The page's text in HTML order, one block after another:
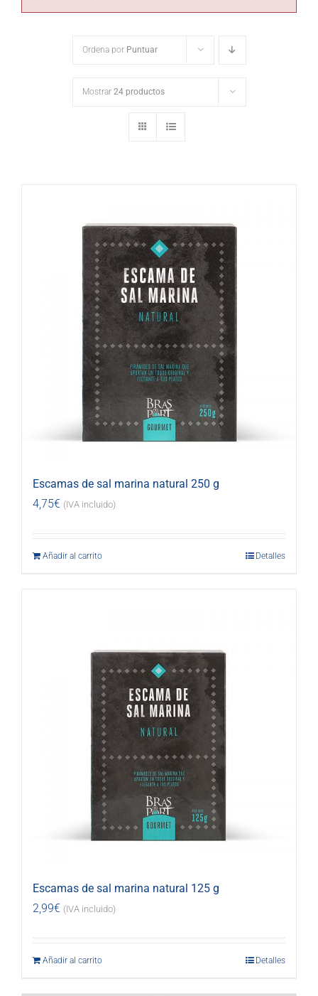
Ordena por Puntuar
Mostrar 24 productos
Escamas de sal marina natural 250 g
4,75€ (IVA incluido)
Añadir al carrito Detalles
Escamas de sal marina natural 125 g
2,99€ (IVA incluido)
Añadir al carrito Detalles